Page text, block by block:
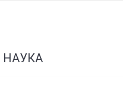
НАУКА